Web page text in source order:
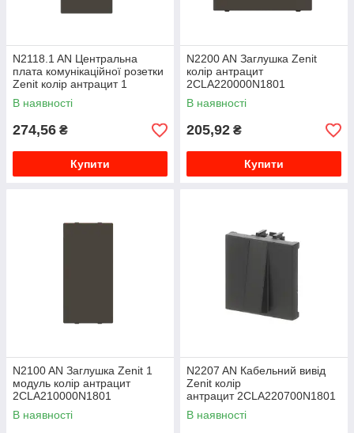
N2118.1 AN Центральна
плата комунікаційної розетки
Zenit колір антрацит 1
модуль 2CLA211810N1801
В наявності
274,56 ₴
Купити
N2200 AN Заглушка Zenit
колір антрацит
2CLA220000N1801
В наявності
205,92 ₴
Купити
N2100 AN Заглушка Zenit 1
модуль колір антрацит
2CLA210000N1801
В наявності
N2207 AN Кабельний вивід
Zenit колір
антрацит 2CLA220700N1801
В наявності